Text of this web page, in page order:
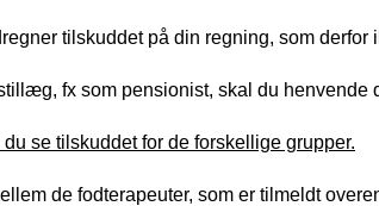
tilskuddet på din regning, som
fx som pensionist, skal du henvende
se tilskuddet for de forskellige grupper.
de fodterapeuter, som er tilmeldt